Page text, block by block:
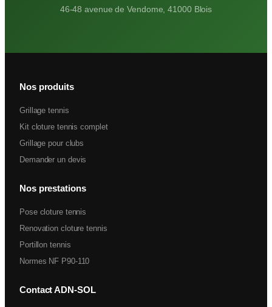
46-48 avenue de Vendome, 41000 Blois
Nos produits
Grillage tennis
Kit cloture tennis complet
Grillage pour clubs
Demander un devis
Nos prestations
Pose cloture tennis
Renovation cloture tennis
Portillon tennis
Normes NF P90-110
Contact ADN-SOL